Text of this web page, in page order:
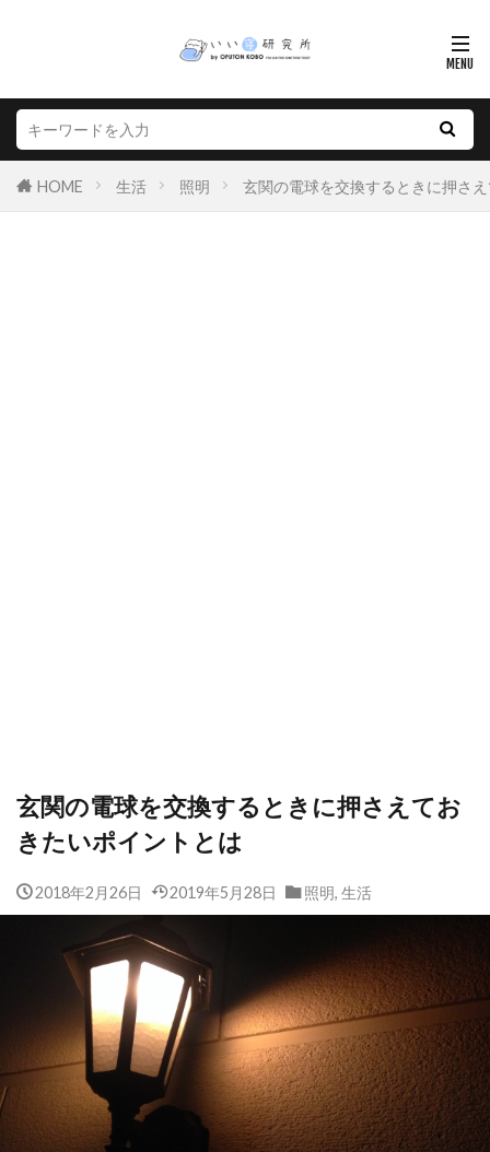
HOME 生活 照明 玄関の電球を交換するときに押さ
玄関の電球を交換するときに押さえてお
きたいポイントとは
2018年2月26日 2019年5月28日 照明, 生活